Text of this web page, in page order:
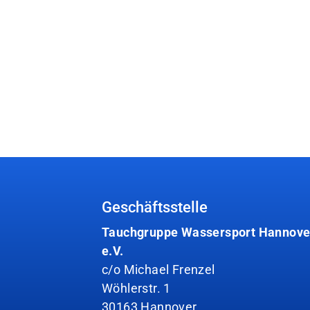
Geschäftsstelle
Tauchgruppe Wassersport
e.V.
c/o Michael Frenzel
Wöhlerstr. 1
30163 Hannover